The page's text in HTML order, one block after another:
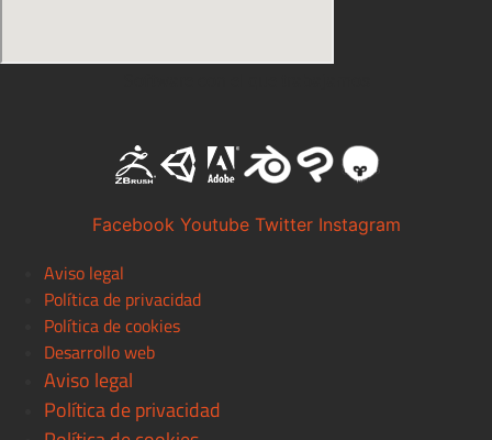
Facebook Youtube Twitter Instagram
Aviso legal
Política de privacidad
Política de cookies
Desarrollo web
Aviso legal
Política de privacidad